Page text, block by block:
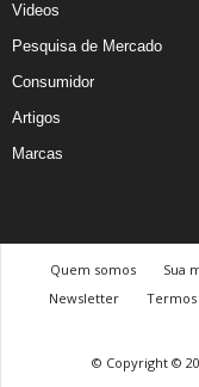
Videos
Pesquisa de Mercado
Consumidor
Artigos
Marcas
Quem somos Sua
Newsletter
Termos
© Copyright ©